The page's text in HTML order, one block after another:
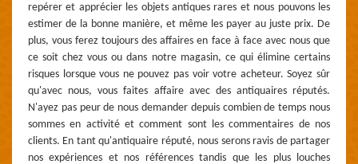
repérer et apprécier les objets antiques rares et nous pouvons les
estimer de la bonne manière, et même les payer au juste prix. De
plus, vous ferez toujours des affaires en face à face avec nous que
ce soit chez vous ou dans notre magasin, ce qui élimine certains
risques lorsque vous ne pouvez pas voir votre acheteur. Soyez sûr
qu'avec nous, vous faites affaire avec des antiquaires réputés.
N'ayez pas peur de nous demander depuis combien de temps nous
sommes en activité et comment sont les commentaires de nos
clients. En tant qu'antiquaire réputé, nous serons ravis de partager
nos expériences et nos références tandis que les plus louches